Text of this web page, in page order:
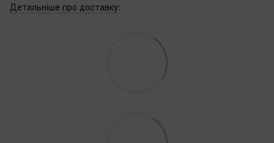
Детальніше про доставку: